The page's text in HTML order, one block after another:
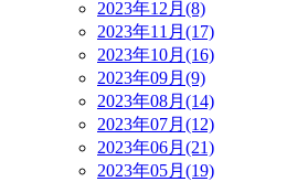
2023年12月(8)
2023年11月(17)
2023年10月(16)
2023年09月(9)
2023年08月(14)
2023年07月(12)
2023年06月(21)
2023年05月(19)